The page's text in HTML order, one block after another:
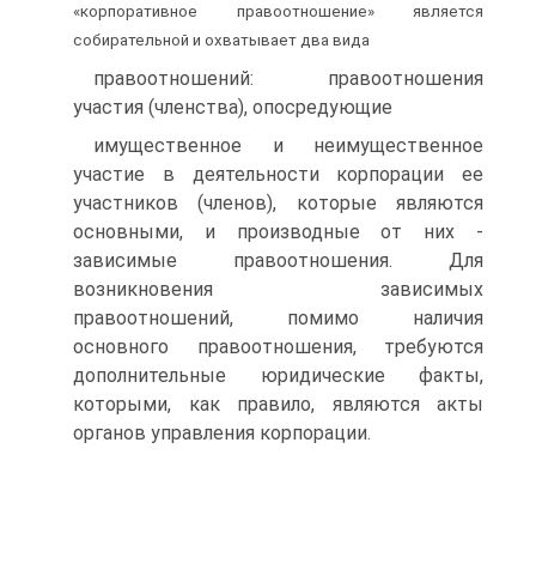
«корпоративное правоотношение» является
собирательной и охватывает два вида
правоотношений: правоотношения
участия (членства), опосредующие
имущественное и неимущественное
участие в деятельности корпорации ее
участников (членов), которые являются
основными, и производные от них -
зависимые правоотношения. Для
возникновения зависимых
правоотношений, помимо наличия
основного правоотношения, требуются
дополнительные юридические факты,
которыми, как правило, являются акты
органов управления корпорации.